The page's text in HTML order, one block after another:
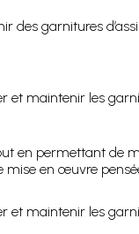
garnitures
maintenir les
en permettant de
en œuvre
maintenir les